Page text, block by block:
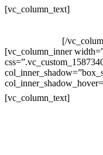
[vc_column_text]
[/
[vc_column_inner
[vc_column_text]